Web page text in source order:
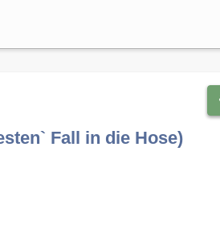
Fall in die Hose)